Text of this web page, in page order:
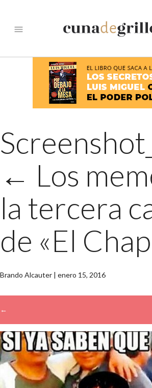
menu
← Los
la tercera
de «El
Brando Alcauter | enero 15, 2016
←
→